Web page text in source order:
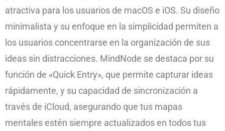
atractiva para los usuarios de macOS e iOS. Su diseño
minimalista y su enfoque en la simplicidad permiten a
los usuarios concentrarse en la organización de sus
ideas sin distracciones. MindNode se destaca por su
función de «Quick Entry», que permite capturar ideas
rápidamente, y su capacidad de sincronización a
través de iCloud, asegurando que tus mapas
mentales estén siempre actualizados en todos tus